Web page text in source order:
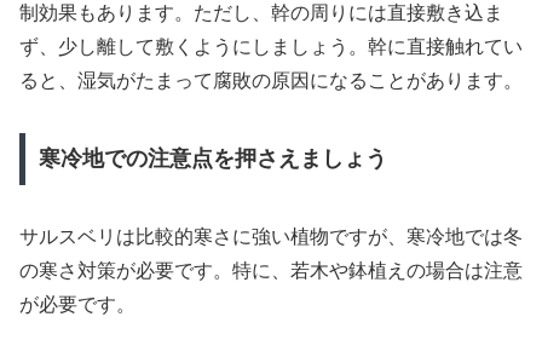
制効果もあります。ただし、幹の周りには直接敷き込ま
ず、少し離して敷くようにしましょう。幹に直接触れてい
ると、湿気がたまって腐敗の原因になることがあります。
寒冷地での注意点を押さえましょう
サルスベリは比較的寒さに強い植物ですが、寒冷地では冬
の寒さ対策が必要です。特に、若木や鉢植えの場合は注意
が必要です。